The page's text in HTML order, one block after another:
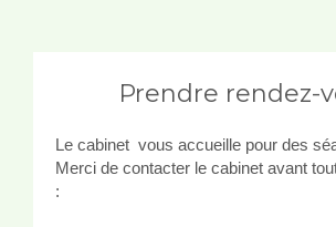
Prendre rendez-
Le cabinet vous accueille pour des
Merci de contacter le cabinet avant
: